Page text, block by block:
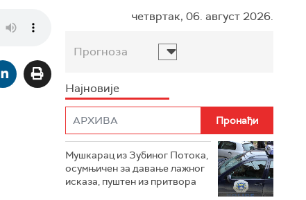
четвртак, 06. август 2026.
Прогноза
Најновије
Мушкарац из Зубиног Потока,
осумњичен за давање лажног
исказа, пуштен из притвора